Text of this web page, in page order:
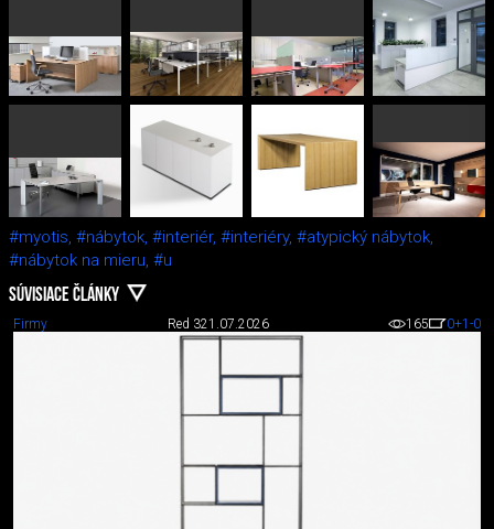
#myotis, #nábytok, #interiér, #interiéry, #atypický nábytok,
#nábytok na mieru, #u
SÚVISIACE ČLÁNKY
Firmy Red 321.07.2026 165 0+1 -0